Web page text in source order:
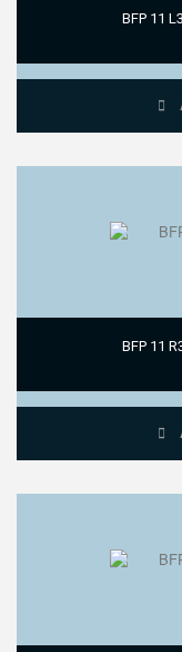
BFP 11
BFP 11